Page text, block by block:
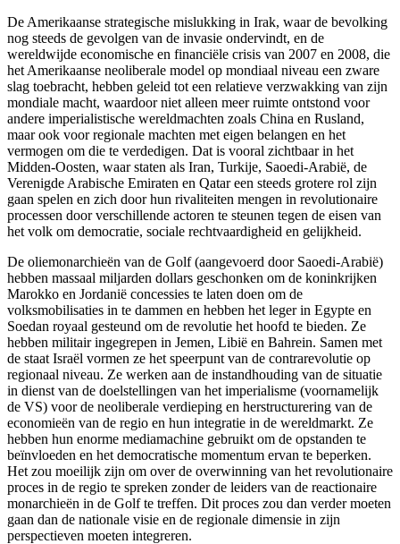
De Amerikaanse strategische mislukking in Irak, waar de bevolking
nog steeds de gevolgen van de invasie ondervindt, en de
wereldwijde economische en financiële crisis van 2007 en 2008, die
het Amerikaanse neoliberale model op mondiaal niveau een zware
slag toebracht, hebben geleid tot een relatieve verzwakking van zijn
mondiale macht, waardoor niet alleen meer ruimte ontstond voor
andere imperialistische wereldmachten zoals China en Rusland,
maar ook voor regionale machten met eigen belangen en het
vermogen om die te verdedigen. Dat is vooral zichtbaar in het
Midden-Oosten, waar staten als Iran, Turkije, Saoedi-Arabië, de
Verenigde Arabische Emiraten en Qatar een steeds grotere rol zijn
gaan spelen en zich door hun rivaliteiten mengen in revolutionaire
processen door verschillende actoren te steunen tegen de eisen van
het volk om democratie, sociale rechtvaardigheid en gelijkheid.
De oliemonarchieën van de Golf (aangevoerd door Saoedi-Arabië)
hebben massaal miljarden dollars geschonken om de koninkrijken
Marokko en Jordanië concessies te laten doen om de
volksmobilisaties in te dammen en hebben het leger in Egypte en
Soedan royaal gesteund om de revolutie het hoofd te bieden. Ze
hebben militair ingegrepen in Jemen, Libië en Bahrein. Samen met
de staat Israël vormen ze het speerpunt van de contrarevolutie op
regionaal niveau. Ze werken aan de instandhouding van de situatie
in dienst van de doelstellingen van het imperialisme (voornamelijk
de VS) voor de neoliberale verdieping en herstructurering van de
economieën van de regio en hun integratie in de wereldmarkt. Ze
hebben hun enorme mediamachine gebruikt om de opstanden te
beïnvloeden en het democratische momentum ervan te beperken.
Het zou moeilijk zijn om over de overwinning van het revolutionaire
proces in de regio te spreken zonder de leiders van de reactionaire
monarchieën in de Golf te treffen. Dit proces zou dan verder moeten
gaan dan de nationale visie en de regionale dimensie in zijn
perspectieven moeten integreren.